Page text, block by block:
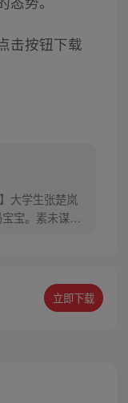
击按钮下载
大学生张楚岚
宝。素未谋面
，与冯宝宝一
立即下载